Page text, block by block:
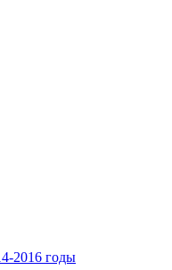
2016 годы